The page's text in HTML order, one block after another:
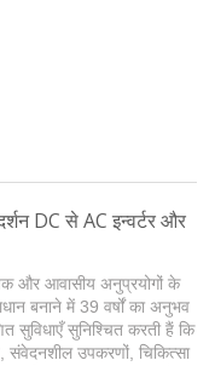
DC से AC इन्वर्टर और
और आवासीय अनुप्रयोगों के
बनाने में 39 वर्षों का अनुभव
सुविधाएँ सुनिश्चित करती हैं कि
संवेदनशील उपकरणों, चिकित्सा